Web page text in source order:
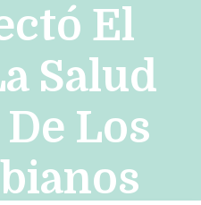
El
Salud
Los